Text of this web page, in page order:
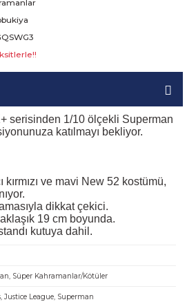
serisinden 1/10 ölçekli Superman
katılmayı bekliyor.
kırmızı ve mavi New 52 kostümü,
dikkat çekici.
19 cm boyunda.
kutuya dahil.
Süper Kahramanlar/Kötüler
Justice League, Superman